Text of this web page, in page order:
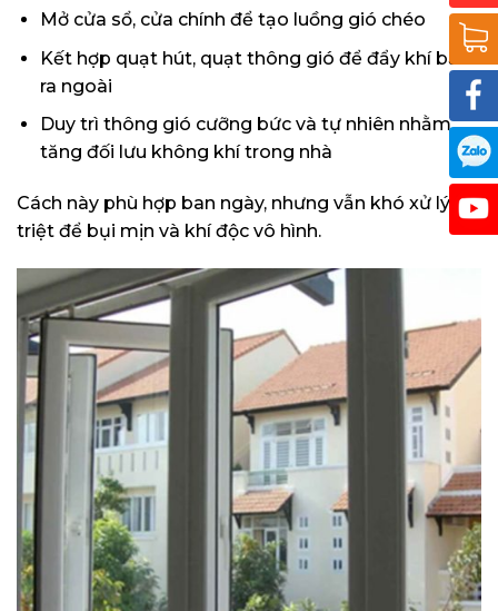
Mở cửa sổ, cửa chính để tạo luồng gió chéo
Kết hợp quạt hút, quạt thông gió để đẩy khí bẩn
ra ngoài
Duy trì thông gió cưỡng bức và tự nhiên nhằm
tăng đối lưu không khí trong nhà
Cách này phù hợp ban ngày, nhưng vẫn khó xử lý
triệt để bụi mịn và khí độc vô hình.